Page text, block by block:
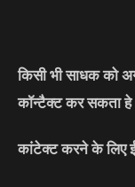
किसी भी साधक को
कॉन्टैक्ट कर सकता
कांटेक्ट करने के लिए